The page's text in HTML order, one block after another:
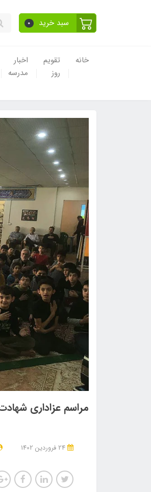
سبد خرید 0
خانه
تقویم
روز
اخبار
مدرسه
مراسم عزاداری